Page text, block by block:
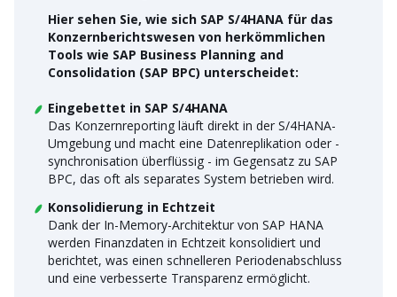
Hier sehen Sie, wie sich SAP S/4HANA für das
Konzernberichtswesen von herkömmlichen
Tools wie SAP Business Planning and
Consolidation (SAP BPC) unterscheidet:
Eingebettet in SAP S/4HANA
Das Konzernreporting läuft direkt in der S/4HANA-
Umgebung und macht eine Datenreplikation oder -
synchronisation überflüssig - im Gegensatz zu SAP
BPC, das oft als separates System betrieben wird.
Konsolidierung in Echtzeit
Dank der In-Memory-Architektur von SAP HANA
werden Finanzdaten in Echtzeit konsolidiert und
berichtet, was einen schnelleren Periodenabschluss
und eine verbesserte Transparenz ermöglicht.